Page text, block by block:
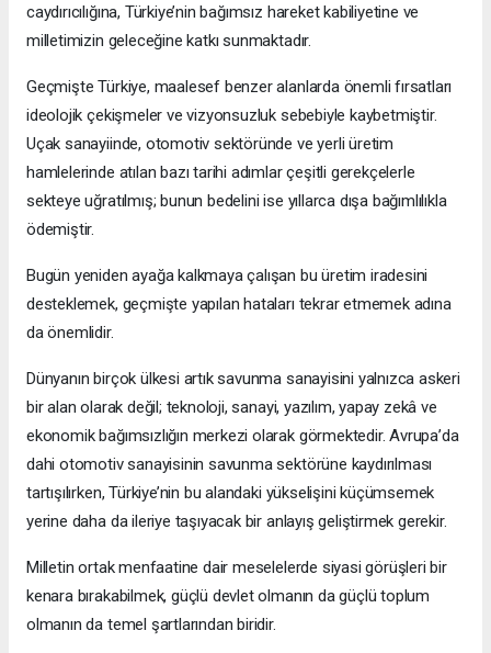
caydırıcılığına, Türkiye’nin bağımsız hareket kabiliyetine ve
milletimizin geleceğine katkı sunmaktadır.
Geçmişte Türkiye, maalesef benzer alanlarda önemli fırsatları
ideolojik çekişmeler ve vizyonsuzluk sebebiyle kaybetmiştir.
Uçak sanayiinde, otomotiv sektöründe ve yerli üretim
hamlelerinde atılan bazı tarihi adımlar çeşitli gerekçelerle
sekteye uğratılmış; bunun bedelini ise yıllarca dışa bağımlılıkla
ödemiştir.
Bugün yeniden ayağa kalkmaya çalışan bu üretim iradesini
desteklemek, geçmişte yapılan hataları tekrar etmemek adına
da önemlidir.
Dünyanın birçok ülkesi artık savunma sanayisini yalnızca askeri
bir alan olarak değil; teknoloji, sanayi, yazılım, yapay zekâ ve
ekonomik bağımsızlığın merkezi olarak görmektedir. Avrupa’da
dahi otomotiv sanayisinin savunma sektörüne kaydırılması
tartışılırken, Türkiye’nin bu alandaki yükselişini küçümsemek
yerine daha da ileriye taşıyacak bir anlayış geliştirmek gerekir.
Milletin ortak menfaatine dair meselelerde siyasi görüşleri bir
kenara bırakabilmek, güçlü devlet olmanın da güçlü toplum
olmanın da temel şartlarından biridir.